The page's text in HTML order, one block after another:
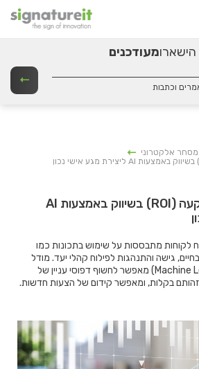
הישארומעודכנים
וכתבות
מסחר אלקטרוני
שיפור ההחזר ההשקעה (ROI) בשיווק באמצעות AI
לקוחות מתבססות על שימוש בתכונות כמו
גישה והתנהגות לפילוח קהלי יעד. מודל
למידת המכונה (Machine Learning) מאפשר לחשוף דפוסי עניין של
בקלות, ומאפשר קידום של הצעות חדשות.